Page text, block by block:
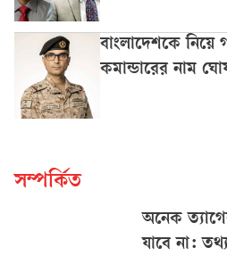
বাংলাদেশকে
কমান্ডারের নাম
সম্পর্কিত
অনেক
যাবে না: